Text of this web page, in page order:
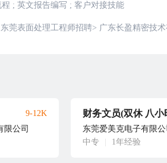
; 英文报告编写 ; 客户对接技能
东莞表面处理工程师招聘> 广东长盈精密技
限公司
9-12K 财务文员(双休 八小
东莞爱美克电子有限
中专
1年经验